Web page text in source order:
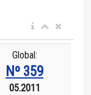
Global:
Nº 359
05.2011